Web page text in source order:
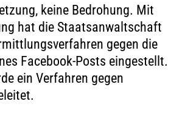
keine Bedrohung. Mit
hat die Staatsanwaltschaft
gegen die
Facebook-Posts eingestellt.
ein Verfahren gegen